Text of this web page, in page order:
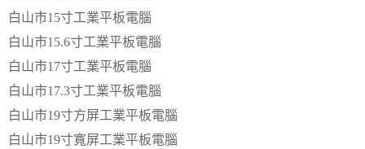
白山市15寸工業平板電腦
白山市15.6寸工業平板電腦
白山市17寸工業平板電腦
白山市17.3寸工業平板電腦
白山市19寸方屏工業平板電腦
白山市19寸寬屏工業平板電腦